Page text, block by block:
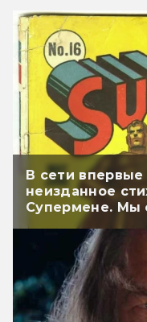
В сети
неизданное
Супермене. Мы